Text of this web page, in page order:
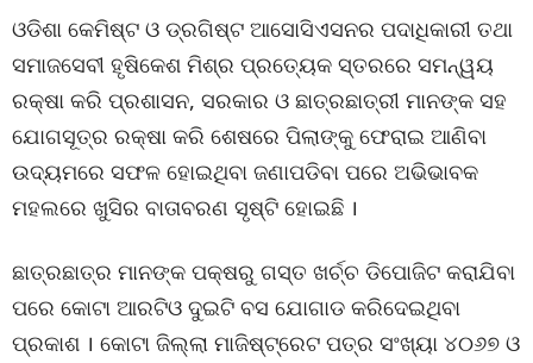
ଓଡିଶା କେମିଷ୍ଟ ଓ ଡ୍ରଗିଷ୍ଟ ଆସୋସିଏସନର ପଦାଧିକାରୀ ତଥା
ସମାଜସେବୀ ହୃଷିକେଶ ମିଶ୍ର ପ୍ରତ୍ୟେକ ସ୍ତରରେ ସମନ୍ୱୟ
ରକ୍ଷା କରି ପ୍ରଶାସନ, ସରକାର ଓ ଛାତ୍ରଛାତ୍ରୀ ମାନଙ୍କ ସହ
ଯୋଗସୂତ୍ର ରକ୍ଷା କରି ଶେଷରେ ପିଲାଙ୍କୁ ଫେରାଇ ଆଣିବା
ଉଦ୍ୟମରେ ସଫଳ ହୋଇଥିବା ଜଣାପଡିବା ପରେ ଅଭିଭାବକ
ମହଲରେ ଖୁସିର ବାତାବରଣ ସୃଷ୍ଟି ହୋଇଛି ।
ଛାତ୍ରଛାତ୍ର ମାନଙ୍କ ପକ୍ଷରୁ ଗସ୍ତ ଖର୍ଚ୍ଚ ଡିପୋଜିଟ କରାଯିବା
ପରେ କୋଟା ଆରଟିଓ ଦୁଇଟି ବସ ଯୋଗାଡ କରିଦେଇଥିବା
ପ୍ରକାଶ । କୋଟା ଜିଲ୍ଲା ମାଜିଷ୍ଟ୍ରେଟ ପତ୍ର ସଂଖ୍ୟା ୪୦୬୭ ଓ